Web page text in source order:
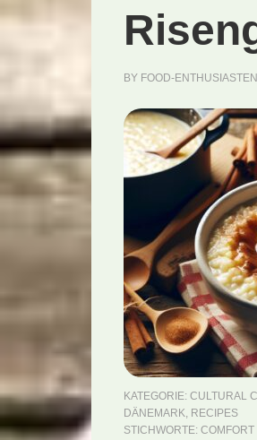
BY FOOD-
KATEGORIE: CULTURAL
DÄNEMARK, RECIPES
STICHWORTE: COMFORT